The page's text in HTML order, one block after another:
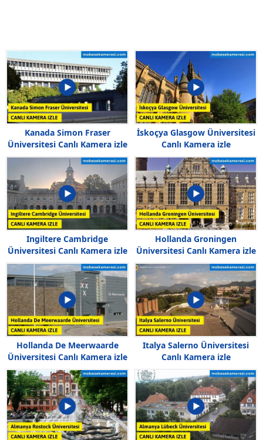
Kanada Simon Fraser
Üniversitesi Canlı Kamera izle
İskoçya Glasgow Üniversitesi
Canlı Kamera izle
Ingiltere Cambridge
Üniversitesi Canlı Kamera izle
Hollanda Groningen
Üniversitesi Canlı Kamera izle
Hollanda De Meerwaarde
Üniversitesi Canlı Kamera izle
Italya Salerno Üniversitesi
Canlı Kamera izle